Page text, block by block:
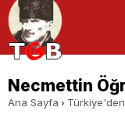
Necmettin
Ana Sayfa Türkiye'den